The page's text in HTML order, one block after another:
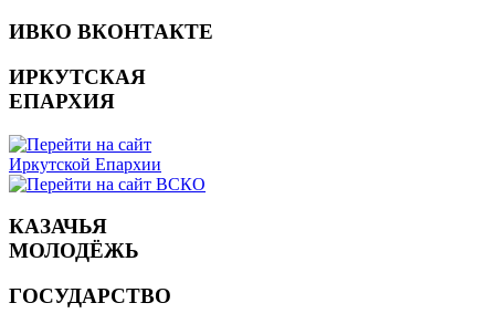
ИВКО ВКОНТАКТЕ
ИРКУТСКАЯ
ЕПАРХИЯ
КАЗАЧЬЯ
МОЛОДЁЖЬ
ГОСУДАРСТВО